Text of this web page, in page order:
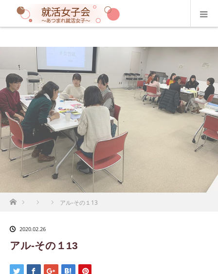
ホーム アル-その１13
2020.02.26
アル-その１13